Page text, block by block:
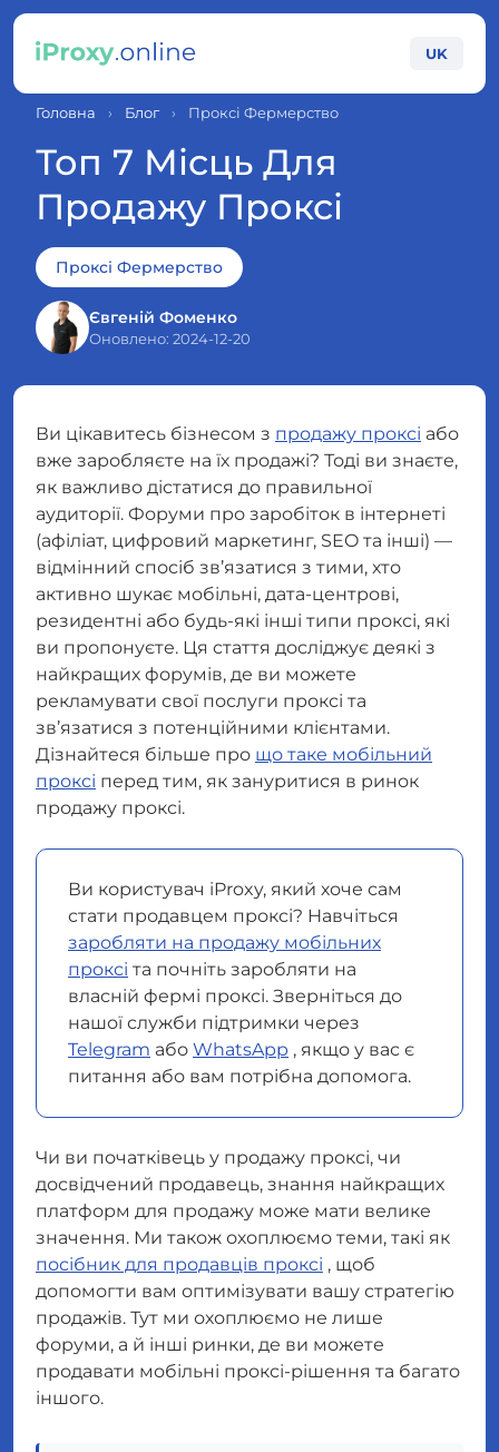
UK
Головна › Блог › Проксі Фермерство
Топ 7 Місць Для
Продажу Проксі
Проксі Фермерство
Євгеній Фоменко
Оновлено: 2024-12-20
Ви цікавитесь бізнесом з продажу проксі або
вже заробляєте на їх продажі? Тоді ви знаєте,
як важливо дістатися до правильної
аудиторії. Форуми про заробіток в інтернеті
(афіліат, цифровий маркетинг, SEO та інші) —
відмінний спосіб зв’язатися з тими, хто
активно шукає мобільні, дата-центрові,
резидентні або будь-які інші типи проксі, які
ви пропонуєте. Ця стаття досліджує деякі з
найкращих форумів, де ви можете
рекламувати свої послуги проксі та
зв’язатися з потенційними клієнтами.
Дізнайтеся більше про що таке мобільний
проксі перед тим, як зануритися в ринок
продажу проксі.
Ви користувач iProxy, який хоче сам
стати продавцем проксі? Навчіться
заробляти на продажу мобільних
проксі та почніть заробляти на
власній фермі проксі. Зверніться до
нашої служби підтримки через
Telegram або WhatsApp , якщо у вас є
питання або вам потрібна допомога.
Чи ви початківець у продажу проксі, чи
досвідчений продавець, знання найкращих
платформ для продажу може мати велике
значення. Ми також охоплюємо теми, такі як
посібник для продавців проксі , щоб
допомогти вам оптимізувати вашу стратегію
продажів. Тут ми охоплюємо не лише
форуми, а й інші ринки, де ви можете
продавати мобільні проксі-рішення та багато
іншого.